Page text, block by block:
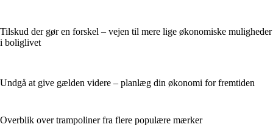
Tilskud der gør en forskel – vejen til mere lige økonomiske muligheder
i boliglivet
Undgå at give gælden videre – planlæg din økonomi for fremtiden
Overblik over trampoliner fra flere populære mærker